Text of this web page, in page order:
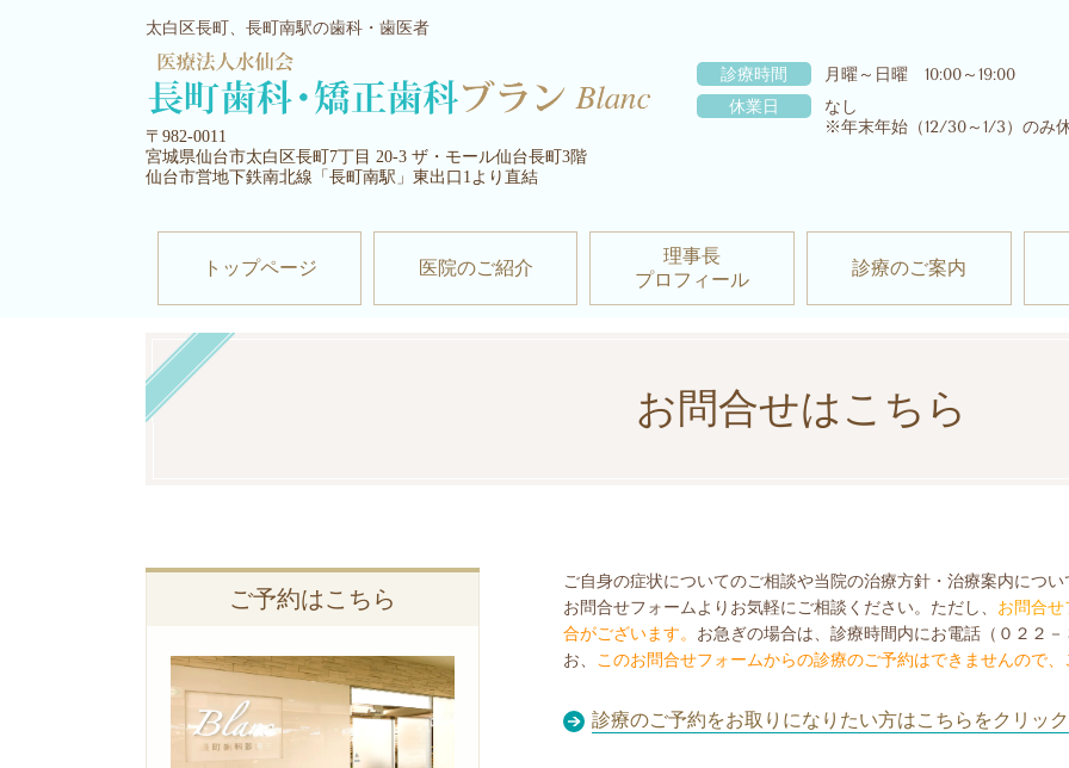
太白区長町、長町南駅の歯科・歯医者
〒982-0011
宮城県仙台市太白区長町7丁目 20-3 ザ・モール仙台長町3階
仙台市営地下鉄南北線「長町南駅」東出口1より直結
診療時間
月曜～日曜 10:00～19:00
休業日
なし
※年末年始（12/30～1/3）のみ
トップページ 医院のご紹介
理事長
プロフィール
診療のご案内
お問合せはこちら
ご自身の症状についてのご相談や当院の治療方針・治療案内につ
お問合せフォームよりお気軽にご相談ください。ただし、 お問合
合がございます。 お急ぎの場合は、診療時間内にお電話（０２２
お、
このお問合せフォームからの診療のご予約はできませんので、
診療のご予約をお取りになりたい方はこちらをクリック
ご予約はこちら